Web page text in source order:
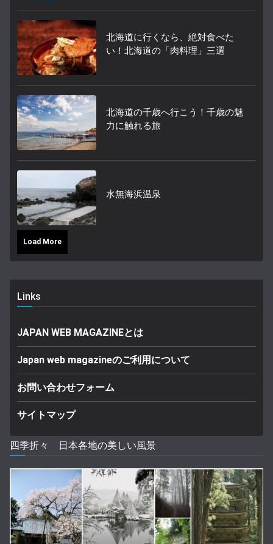
北海道に行くなら、絶対食べた
い！北海道の「肉料理」三選
北海道の千歳へ行こう！千歳の魅
力に触れる旅
水無海浜温泉
Load More
Links
JAPAN WEB MAGAZINEとは
Japan web magazineのご利用について
お問い合わせフォーム
サイトマップ
四季折々 日本各地の美しい風景